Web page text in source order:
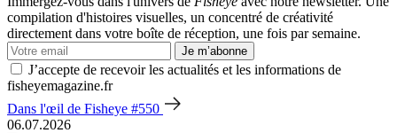
compilation d'histoires visuelles, un concentré de créativité
directement dans votre boîte de réception, une fois par semaine.
Je m’abonne
J’accepte de recevoir les actualités et les informations de
fisheyemagazine.fr
Dans l'œil de Fisheye #550
06.07.2026